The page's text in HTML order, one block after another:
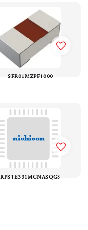
SFR01MZPF1000
RPS1E331MCNASQGS